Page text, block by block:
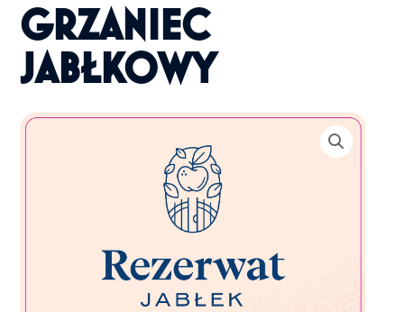
GRZANIEC
JABŁKOWY